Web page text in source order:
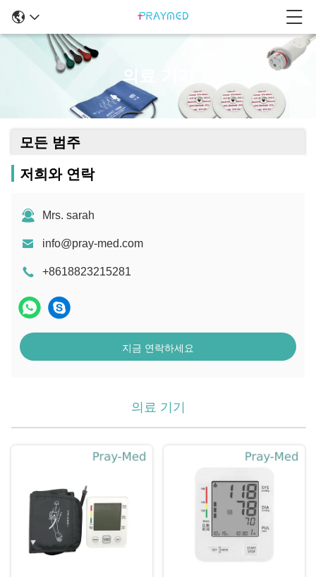
의료 기기
모든 범주
저희와 연락
Mrs. sarah
info@pray-med.com
+8618823215281
지금 연락하세요
의료 기기